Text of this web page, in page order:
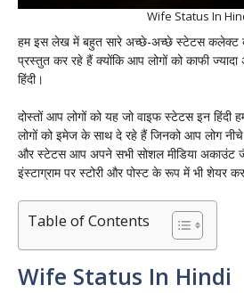
Wife Status In
हम इस लेख में बहुत सारे अच्छे-अच्छे स्टेटस कलेक्ट
प्रस्तुत कर रहे हैं क्योंकि आप लोगों को काफी
हिंदी।
दोस्तों आप लोगों को यह जो वाइफ स्टेटस इन
लोगों को इमेज के साथ दे रहे हैं जिनको आप लोग
और स्टेटस आप अपने सभी सोशल मीडिया अकाउंट
इंस्टाग्राम पर स्टोरी और पोस्ट के रूप में भी शेयर
Table of Contents
Wife Status In Hindi